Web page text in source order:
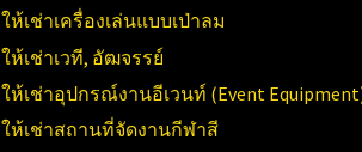
ให้เช่าเครื่องเล่นแบบเป่าลม
ให้เช่าเวที, อัฒจรรย์
ให้เช่าอุปกรณ์งานอีเวนท์ (Event
ให้เช่าสถานที่จัดงานกีฬาสี